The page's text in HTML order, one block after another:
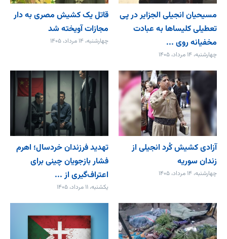
مسیحیان انجیلی الجزایر در پی
تعطیلی کلیساها به عبادت
مخفیانه روی ...
چهارشنبه، ۱۴ مرداد، ۱۴۰۵
قاتل یک کشیش مصری به دار
مجازات آویخته شد
چهارشنبه، ۱۴ مرداد، ۱۴۰۵
آزادی کشیش کُرد انجیلی از
زندان سوریه
چهارشنبه، ۱۴ مرداد، ۱۴۰۵
تهدید فرزندان خردسال؛ اهرم
فشار بازجویان چینی برای
اعتراف‌گیری از ...
یکشنبه، ۱۱ مرداد، ۱۴۰۵